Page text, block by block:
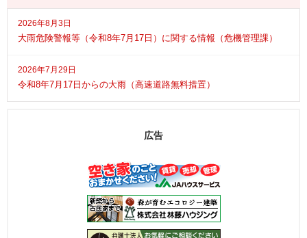
2026年8月3日
大雨危険警報等（令和8年7月17日）に関する情報（危機管理課）
2026年7月29日
令和8年7月17日からの大雨（高速道路無料措置）
広告